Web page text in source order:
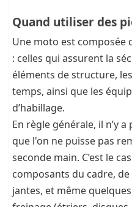
Quand utiliser des
Une moto est composée
: celles qui assurent la
éléments de structure,
temps, ainsi que les
d’habillage.
En règle générale, il n’y
que l'on ne puisse pas
seconde main. C’est le
composants du cadre,
jantes, et même